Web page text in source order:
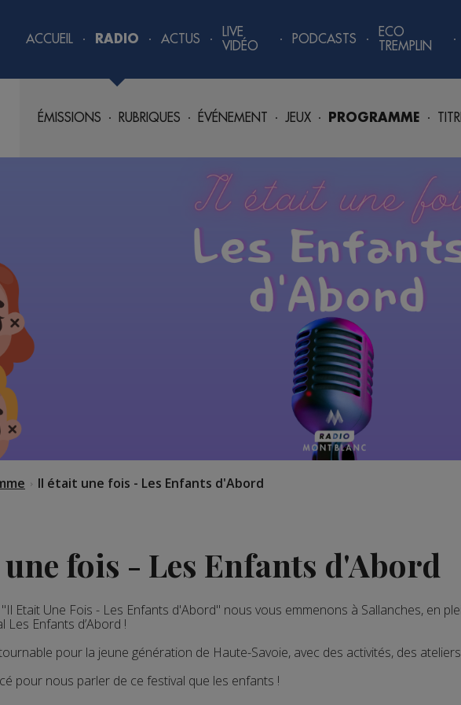
ACCUEIL RADIO
ÉMISSIONS RUBRIQUES ÉVÉNEMENT JEUX PROGRAMME
ACTUS
LIVE
VIDÉO
PODCASTS
ECO
TREMPLIN
Il était une fois - Les Enfants d'Abord
fois - Les Enfants d'Abord
Etait Une Fois - Les Enfants d'Abord" nous vous emmenons à Sallanches, en
Les Enfants d’Abord !
pour la jeune génération de Haute-Savoie, avec des activités, des
pour nous parler de ce festival que les enfants !